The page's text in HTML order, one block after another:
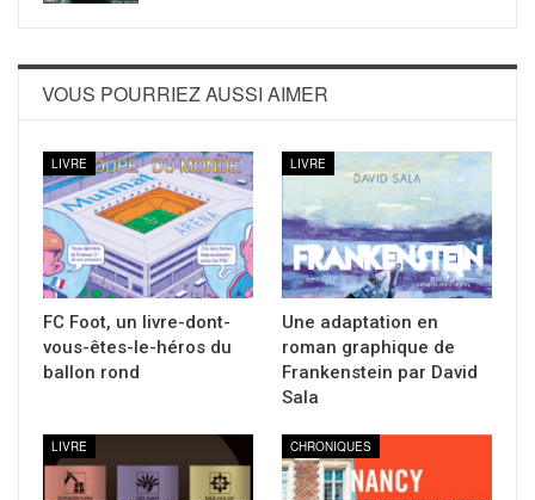
VOUS POURRIEZ AUSSI AIMER
LIVRE
FC Foot, un livre-dont-
vous-êtes-le-héros du
ballon rond
LIVRE
Une adaptation en
roman graphique de
Frankenstein par David
Sala
LIVRE CHRONIQUES